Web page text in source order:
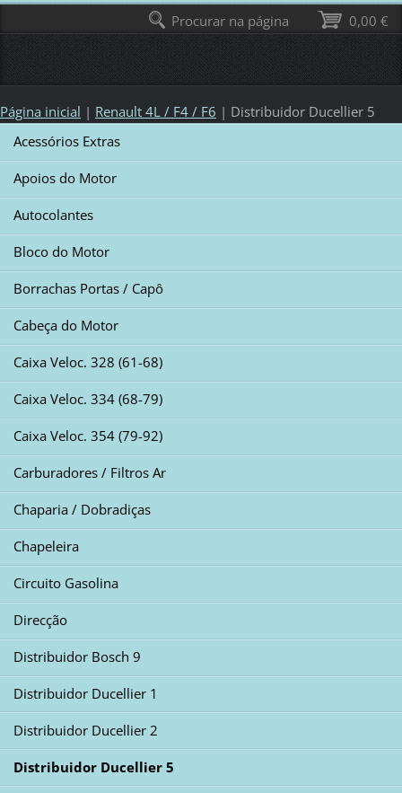
Página inicial | Renault 4L / F4 / F6 | Distribuidor Ducellier 5
Acessórios Extras
Apoios do Motor
Autocolantes
Bloco do Motor
Borrachas Portas / Capô
Cabeça do Motor
Caixa Veloc. 328 (61-68)
Caixa Veloc. 334 (68-79)
Caixa Veloc. 354 (79-92)
Carburadores / Filtros Ar
Chaparia / Dobradiças
Chapeleira
Circuito Gasolina
Direcção
Distribuidor Bosch 9
Distribuidor Ducellier 1
Distribuidor Ducellier 2
Distribuidor Ducellier 5
0,00 €
Procurar na página